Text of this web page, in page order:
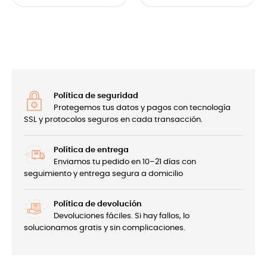
Política de seguridad
Protegemos tus datos y pagos con tecnología
SSL y protocolos seguros en cada transacción.
Política de entrega
Enviamos tu pedido en 10–21 días con
seguimiento y entrega segura a domicilio
Política de devolución
Devoluciones fáciles. Si hay fallos, lo
solucionamos gratis y sin complicaciones.